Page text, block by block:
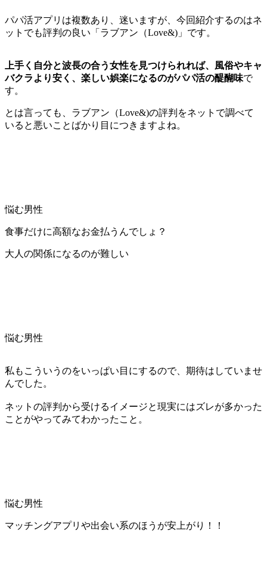
パパ活アプリは複数あり、迷いますが、 今回紹介するのはネ
ットでも評判の良い「ラブアン（Love&)」です。
上手く自分と波長の合う女性を見つけられれば、風俗やキャ
バクラより安く、楽しい娯楽になるのがパパ活の醍醐味で
す。
とは言っても、ラブアン（Love&)の評判をネットで調べて
いると悪いことばかり目につきますよね。
悩む男性
食事だけに高額なお金払うんでしょ？
大人の関係になるのが難しい
悩む男性
私もこういうのをいっぱい目にするので、期待はしていませ
んでした。
ネットの評判から受けるイメージと現実にはズレが多かった
ことがやってみてわかったこと。
悩む男性
マッチングアプリや出会い系のほうが安上がり！！